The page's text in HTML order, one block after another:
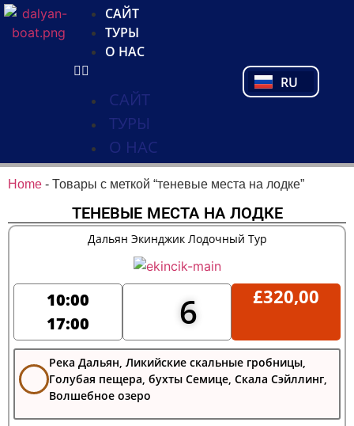
САЙТ
ТУРЫ
О НАС
САЙТ
ТУРЫ
О НАС
RU
PT
TR
Home - Товары с меткой “теневые места на лодке”
ТЕНЕВЫЕ МЕСТА НА ЛОДКЕ
Дальян Экинджик Лодочный Тур
10:00
17:00
6 £320,00
Река Дальян, Ликийские скальные гробницы,
Голубая пещера, бухты Семице, Скала Сэйллинг,
Волшебное озеро